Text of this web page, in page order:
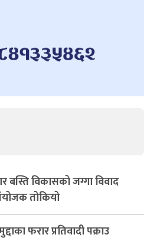
बस्ति विकासको जग्गा विवाद
तोकियो
फरार प्रतिवादी पक्राउ